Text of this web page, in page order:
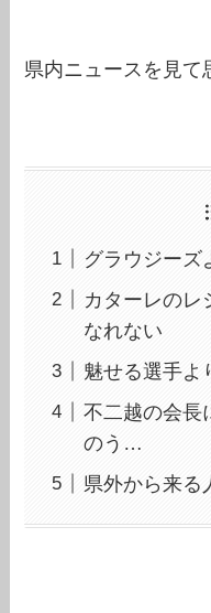
県内ニュースを見て
グラウジーズ
カターレのレ
なれない
魅せる選手よ
不二越の会長
のう…
県外から来る